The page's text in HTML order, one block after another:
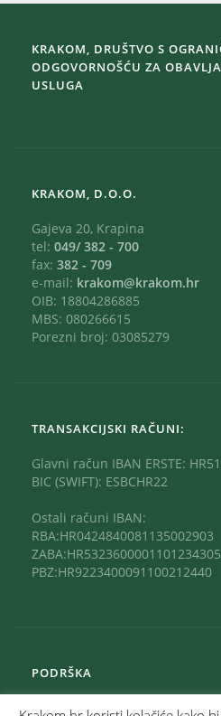
KRAKOM, DRUŠTVO S
ODGOVORNOŠĆU ZA
USLUGA
KRAKOM, D.O.O.
Gajeva 20, Krapina
tel: 049/ 382 - 700
fax: 382 - 709
e-mail: krakom@krakom.hr
OIB: 18804286885
MBS: 080266615
Porezni broj: 03085279
TRANSAKCIJSKI RAČUNI:
Glavni račun IBAN ERSTE:
BIC (SWIFT): ESBCHR22
Ostali računi IBAN:
RBA:HR0424840081135002903
ZABA:HR5323600001101234305
PBZ:HR9223400091100212440
PODRŠKA